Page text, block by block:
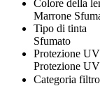
Colore della
Marrone
Tipo di tinta
Sfumato
Protezione UV
Protezione UV
Categoria filtro